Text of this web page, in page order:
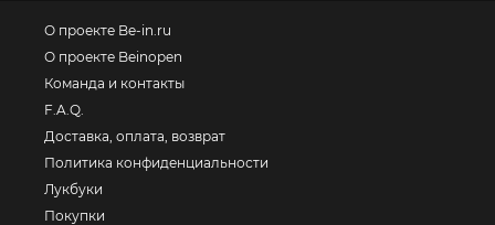
О проекте Be-in.ru
О проекте Beinopen
Команда и контакты
F.A.Q.
Доставка, оплата, возврат
Политика конфиденциальности
Лукбуки
Покупки